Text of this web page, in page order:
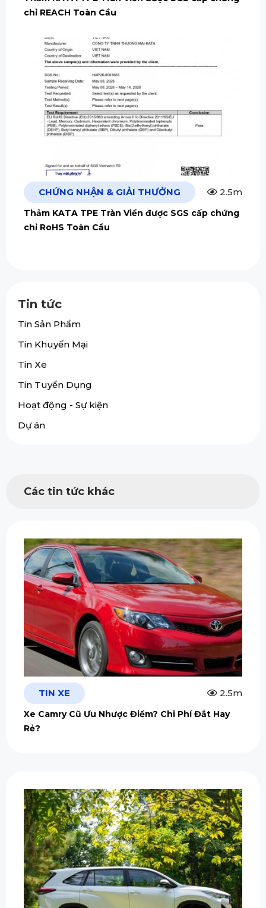
chỉ REACH Toàn Cầu
CHỨNG NHẬN & GIẢI THƯỞNG 2.5m
Thảm KATA TPE Tràn Viền được SGS cấp chứng
chỉ RoHS Toàn Cầu
Tin tức
Tin Sản Phẩm
Tin Khuyến Mại
Tin Xe
Tin Tuyển Dụng
Hoạt động - Sự kiện
Dự án
Các tin tức khác
TIN XE 2.5m
Xe Camry Cũ Ưu Nhược Điểm? Chi Phí Đắt Hay
Rẻ?